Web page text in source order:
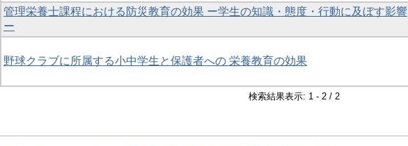
管理栄養士課程における防災教育の効果 ー学生の知識・態度・行動に及ぼす影響
ー
野球クラブに所属する小中学生と保護者への 栄養教育の効果
検索結果表示: 1 - 2 / 2